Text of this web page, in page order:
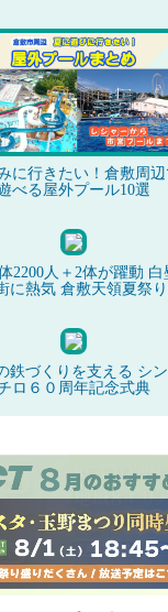
に行きたい！倉敷周
べる屋外プール10選
2200人＋2体が躍動 白
に熱気 倉敷天領夏祭り
鉄づくりを支える シ
ロ６０周年記念式典